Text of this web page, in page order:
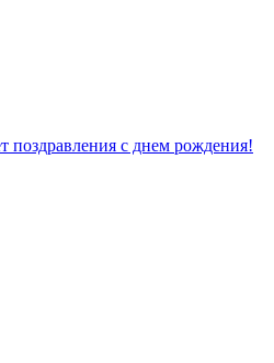
поздравления с днем рождения!